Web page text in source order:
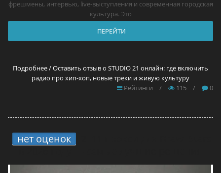
фрешмены, интервью, live-выступления и современная городская
культура. Это
ПЕРЕЙТИ
Подробнее / Оставить отзыв о STUDIO 21 онлайн: где включить
радио про хип-хоп, новые треки и живую культуру
Рейтинги
/ 115 / 0
нет оценок